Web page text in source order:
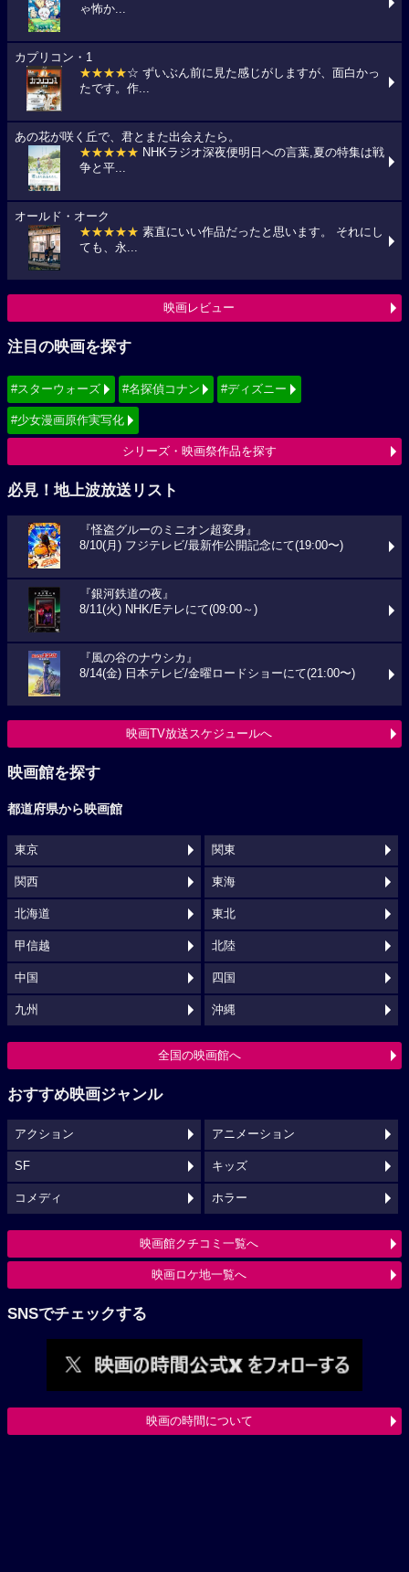
ゃ怖か...
カプリコン・1
★★★★☆ ずいぶん前に見た感じがしますが、面白かっ
たです。作...
あの花が咲く丘で、君とまた出会えたら。
★★★★★ NHKラジオ深夜便明日への言葉,夏の特集は戦
争と平...
オールド・オーク
★★★★★ 素直にいい作品だったと思います。 それにし
ても、永...
映画レビュー
注目の映画を探す
#スターウォーズ #名探偵コナン #ディズニー
#少女漫画原作実写化
シリーズ・映画祭作品を探す
必見！地上波放送リスト
『怪盗グルーのミニオン超変身』
8/10(月) フジテレビ/最新作公開記念にて(19:00〜)
『銀河鉄道の夜』
8/11(火) NHK/Eテレにて(09:00～)
『風の谷のナウシカ』
8/14(金) 日本テレビ/金曜ロードショーにて(21:00〜)
映画TV放送スケジュールへ
映画館を探す
都道府県から映画館
東京 関東
関西 東海
北海道 東北
甲信越 北陸
中国 四国
九州 沖縄
全国の映画館へ
おすすめ映画ジャンル
アクション アニメーション
SF キッズ
コメディ ホラー
映画館クチコミ一覧へ
映画ロケ地一覧へ
SNSでチェックする
映画の時間について